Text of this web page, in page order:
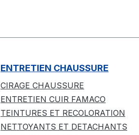
ENTRETIEN CHAUSSURE
CIRAGE CHAUSSURE
ENTRETIEN CUIR FAMACO
TEINTURES ET RECOLORATION
NETTOYANTS ET DETACHANTS